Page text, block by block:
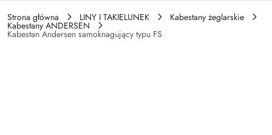
Strona główna LINY I TAKIELUNEK Kabestany żeglarskie
Kabestany ANDERSEN
Kabestan Andersen samoknagujący typu FS